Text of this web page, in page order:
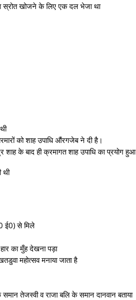
स्रोत खोजने के लिए एक दल भेजा था
को शाह उपाधि औंरगजेब ने दी है।
के बाद ही क्रमागत शाह उपाधि का प्रयोग हुआ
थी
ई0) से मिले
का मुँह देखना पड़ा
महोत्सव मनाया जाता है
तेजस्वी व राजा बलि के समान दानवान बताया